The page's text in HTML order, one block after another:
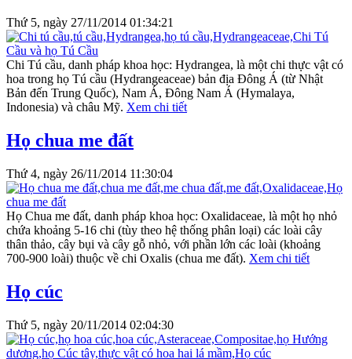
Thứ 5, ngày 27/11/2014 01:34:21
Chi Tú cầu, danh pháp khoa học: Hydrangea, là một chi thực vật có
hoa trong họ Tú cầu (Hydrangeaceae) bản địa Đông Á (từ Nhật
Bản đến Trung Quốc), Nam Á, Đông Nam Á (Hymalaya,
Indonesia) và châu Mỹ. Xem chi tiết
Họ chua me đất
Thứ 4, ngày 26/11/2014 11:30:04
Họ Chua me đất, danh pháp khoa học: Oxalidaceae, là một họ nhỏ
chứa khoảng 5-16 chi (tùy theo hệ thống phân loại) các loài cây
thân thảo, cây bụi và cây gỗ nhỏ, với phần lớn các loài (khoảng
700-900 loài) thuộc về chi Oxalis (chua me đất). Xem chi tiết
Họ cúc
Thứ 5, ngày 20/11/2014 02:04:30